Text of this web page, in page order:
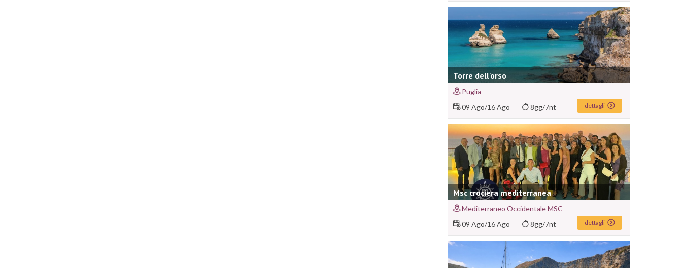
Torre dell'orso
Puglia
09 Ago/16 Ago 8gg/7nt dettagli
Msc crociera mediterranea
Mediterraneo Occidentale MSC
09 Ago/16 Ago 8gg/7nt dettagli